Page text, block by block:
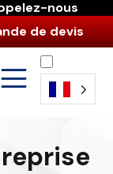
nous
de devis